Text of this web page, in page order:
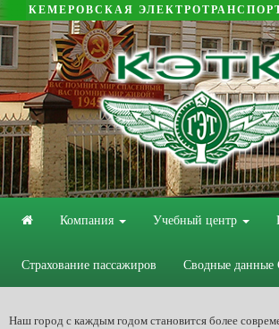
КЕМЕРОВСКАЯ
Компания Учебный центр
Страхование пассажиров Сводные
Наш город с каждым годом становится более